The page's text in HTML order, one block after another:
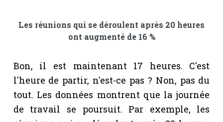
Les réunions qui se déroulent après 20 heures
ont augmenté de 16 %
Bon, il est maintenant 17 heures. C'est
l'heure de partir, n'est-ce pas ? Non, pas du
tout. Les données montrent que la journée
de travail se poursuit. Par exemple, les